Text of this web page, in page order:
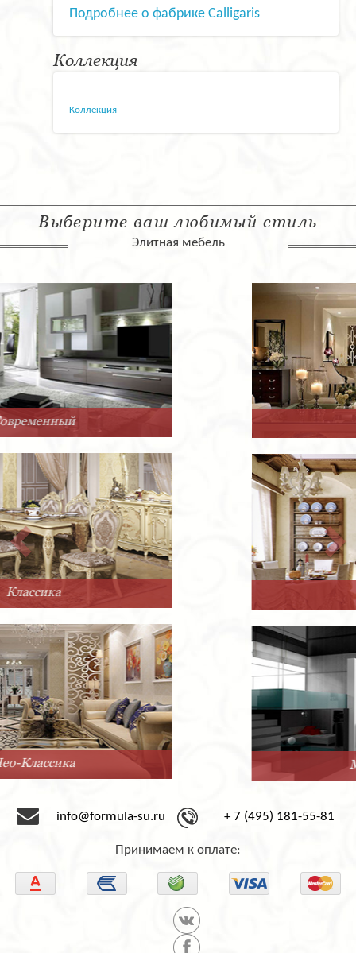
Подробнее о фабрике Calligaris
Коллекция
Коллекция
Выберите ваш любимый стиль
Элитная мебель
Минимализм
info@formula-su.ru + 7 (495) 181-55-81
Принимаем к оплате: